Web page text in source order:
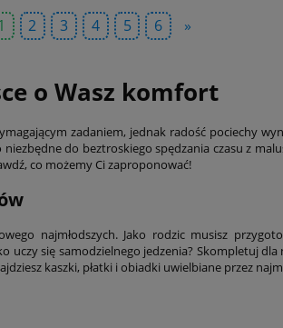
2 3 4 5 6 »
o Wasz komfort
zadaniem, jednak radość pociechy
do beztroskiego spędzania czasu z
co możemy Ci zaproponować!
najmłodszych. Jako rodzic musisz
się samodzielnego jedzenia? Skompletuj dla
kaszki, płatki i obiadki uwielbiane przez